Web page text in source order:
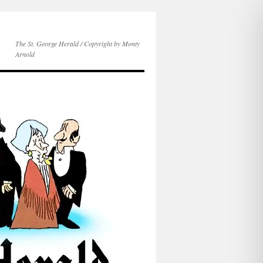
The St. George Herald / Copyright by Monty
Arnold